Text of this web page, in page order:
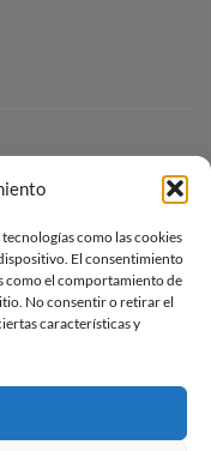
como las cookies
El consentimiento
como el comportamiento de
No consentir o retirar el
características y